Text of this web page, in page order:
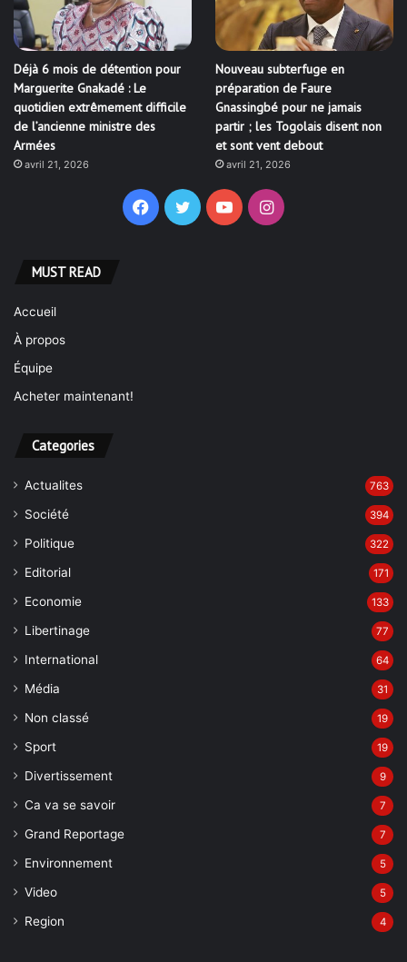
Déjà 6 mois de détention pour
Marguerite Gnakadé : Le
quotidien extrêmement difficile
de l’ancienne ministre des
Armées
avril 21, 2026
Nouveau subterfuge en
préparation de Faure
Gnassingbé pour ne jamais
partir ; les Togolais disent non
et sont vent debout
avril 21, 2026
Facebook
TwitterYouTubeInstagram
MUST READ
Accueil
À propos
Équipe
Acheter maintenant!
Categories
Actualites 763
Société 394
Politique 322
Editorial 171
Economie 133
Libertinage 77
International 64
Média 31
Non classé 19
Sport 19
Divertissement 9
Ca va se savoir 7
Grand Reportage 7
Environnement 5
Video 5
Region 4